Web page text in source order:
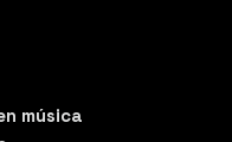
música